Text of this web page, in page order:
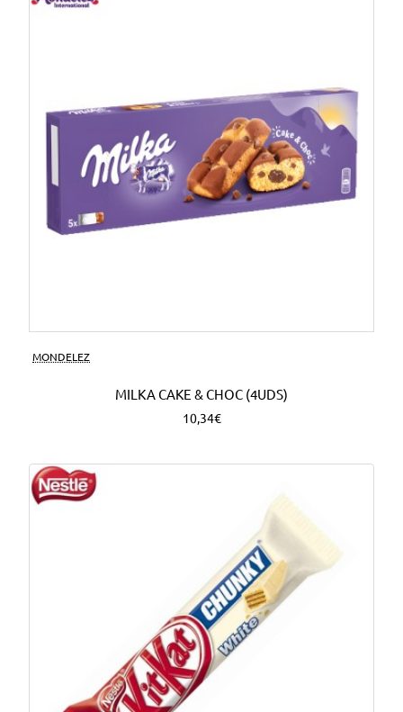
MONDELEZ
MILKA CAKE & CHOC (4UDS)
10,34€